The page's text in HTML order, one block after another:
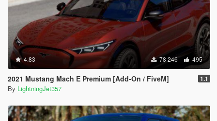
4.83 78 246 495
2021 Mustang Mach E Premium [Add-On / FiveM] 1.1
By LightningJet357